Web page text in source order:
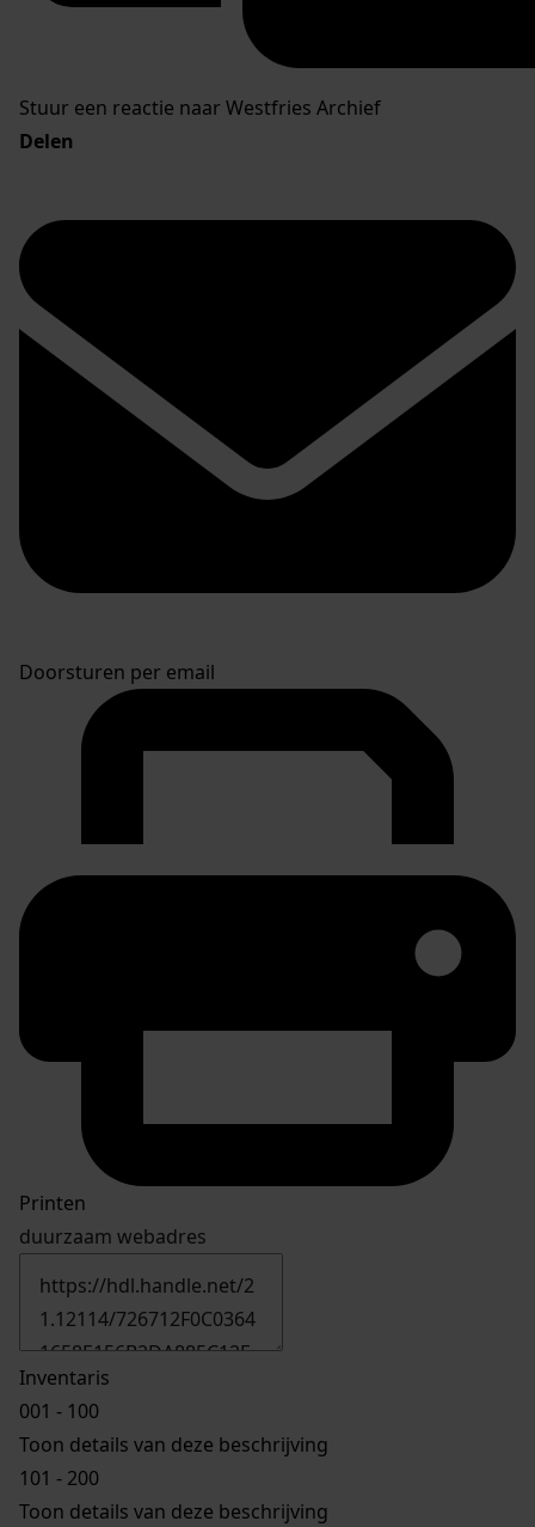
Stuur een reactie naar Westfries Archief
Delen
Doorsturen per email
Printen
duurzaam webadres
Inventaris
001 - 100
Toon details van deze beschrijving
101 - 200
Toon details van deze beschrijving